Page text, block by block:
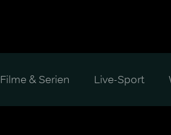
Filme & Serien Live-Sport